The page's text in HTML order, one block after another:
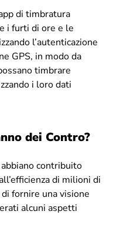
di timbratura
i furti di ore e le
l’autenticazione
GPS, in modo da
timbrare
i loro dati
dei Contro?
contribuito
di milioni di
fornire una visione
alcuni aspetti